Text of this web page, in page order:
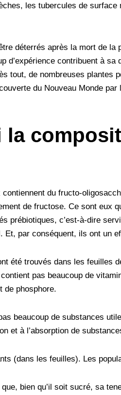
les tubercules de surface
déterrés après la mort de
d’expérience contribuent à
tout, de nombreuses plantes
du Nouveau Monde
la
du fructo-
de fructose. Ce sont eux
prébiotiques, c’est-à-dire
Et, par conséquent, ils ont un
été trouvés dans les feuilles
pas beaucoup de
de phosphore.
beaucoup de substances
et à l’absorption de
(dans les feuilles). Les
bien qu’il soit sucré, sa